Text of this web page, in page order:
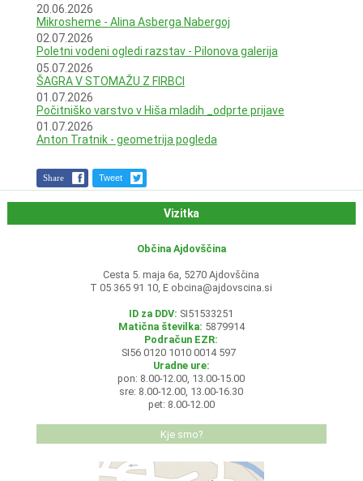
20.06.2026
Mikrosheme - Alina Asberga Nabergoj
02.07.2026
Poletni vodeni ogledi razstav - Pilonova galerija
05.07.2026
ŠAGRA V STOMAŽU Z FIRBCI
01.07.2026
Počitniško varstvo v Hiša mladih _odprte prijave
01.07.2026
Anton Tratnik - geometrija pogleda
Share Tweet
Vizitka
Občina Ajdovščina
Cesta 5. maja 6a, 5270 Ajdovščina
T 05 365 91 10, E obcina@ajdovscina.si
ID za DDV: SI51533251
Matična številka: 5879914
Podračun EZR:
SI56 0120 1010 0014 597
Uradne ure:
pon: 8.00-12.00, 13.00-15.00
sre: 8.00-12.00, 13.00-16.30
pet: 8.00-12.00
Kje smo?